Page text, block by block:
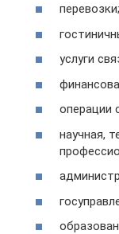
перевозки;
услуги
операции
научная,